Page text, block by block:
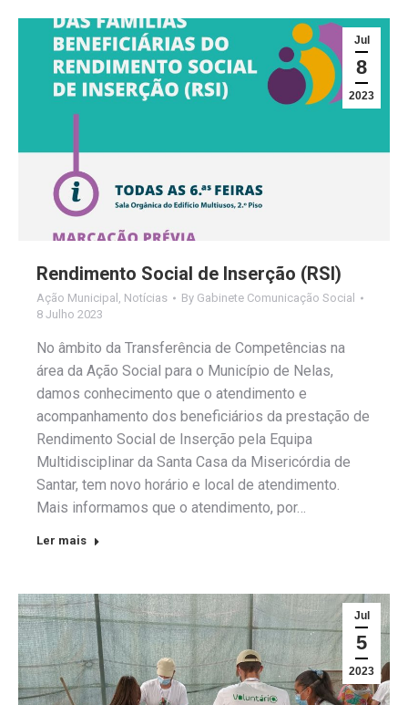
Jul
8
2023
Rendimento Social de Inserção (RSI)
Ação Municipal , Notícias By Gabinete Comunicação Social
8 Julho 2023
No âmbito da Transferência de Competências na
área da Ação Social para o Município de Nelas,
damos conhecimento que o atendimento e
acompanhamento dos beneficiários da prestação de
Rendimento Social de Inserção pela Equipa
Multidisciplinar da Santa Casa da Misericórdia de
Santar, tem novo horário e local de atendimento.
Mais informamos que o atendimento, por…
Ler mais
Jul
5
2023